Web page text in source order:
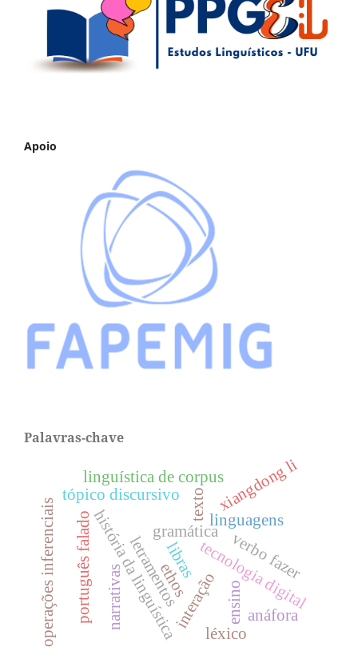
Apoio
Palavras-chave
linguagens
letramentos ensino
tecnologia digital
gramática
história da linguística
português falado
texto xiangdong li
narrativas interação
tópico discursivo
verbo fazer
anáfora
ethos
léxico
linguística de corpus
libras
operações inferenciais